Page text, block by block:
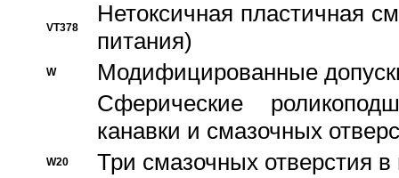
VT378
Нетоксичная пластичная
питания)
W
Модифицированные
Сферические
канавки и смазочных
W20 Три смазочных отверстия